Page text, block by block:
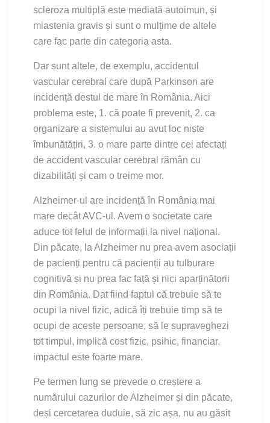
scleroza multiplă este mediată autoimun, și
miastenia gravis și sunt o mulțime de altele
care fac parte din categoria asta.
Dar sunt altele, de exemplu, accidentul
vascular cerebral care după Parkinson are
incidență destul de mare în România. Aici
problema este, 1. că poate fi prevenit, 2. ca
organizare a sistemului au avut loc niște
îmbunătățiri, 3. o mare parte dintre cei afectați
de accident vascular cerebral rămân cu
dizabilități și cam o treime mor.
Alzheimer-ul are incidență în România mai
mare decât AVC-ul. Avem o societate care
aduce tot felul de informații la nivel național.
Din păcate, la Alzheimer nu prea avem asociații
de pacienți pentru că pacienții au tulburare
cognitivă și nu prea fac față și nici aparținătorii
din România. Dat fiind faptul că trebuie să te
ocupi la nivel fizic, adică îți trebuie timp să te
ocupi de aceste persoane, să le supraveghezi
tot timpul, implică cost fizic, psihic, financiar,
impactul este foarte mare.
Pe termen lung se prevede o creștere a
numărului cazurilor de Alzheimer și din păcate,
deși cercetarea duduie, să zic așa, nu au găsit